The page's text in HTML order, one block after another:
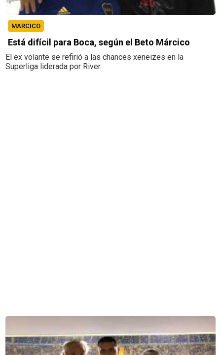
MARCICO
Está difícil para Boca, según el Beto Márcico
El ex volante se refirió a las chances xeneizes en la
Superliga liderada por River.